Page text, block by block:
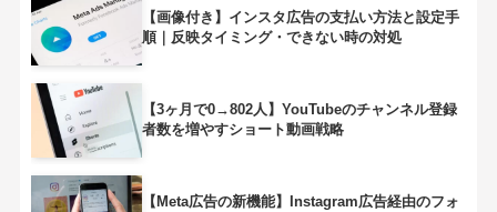
【画像付き】インスタ広告の支払い方法と設定手
順｜反映タイミング・できない時の対処
【3ヶ月で0→802人】YouTubeのチャンネル登録
者数を増やすショート動画戦略
【Meta広告の新機能】Instagram広告経由のフォ